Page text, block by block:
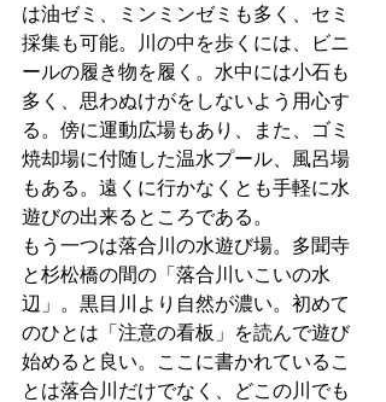
は油ゼミ、ミンミンゼミも多く、セミ
採集も可能。川の中を歩くには、ビニ
ールの履き物を履く。水中には小石も
多く、思わぬけがをしないよう用心す
る。傍に運動広場もあり、また、ゴミ
焼却場に付随した温水プール、風呂場
もある。遠くに行かなくとも手軽に水
遊びの出来るところである。
もう一つは落合川の水遊び場。多聞寺
と杉松橋の間の「落合川いこいの水
辺」。黒目川より自然が濃い。初めて
のひとは「注意の看板」を読んで遊び
始めると良い。ここに書かれているこ
とは落合川だけでなく、どこの川でも